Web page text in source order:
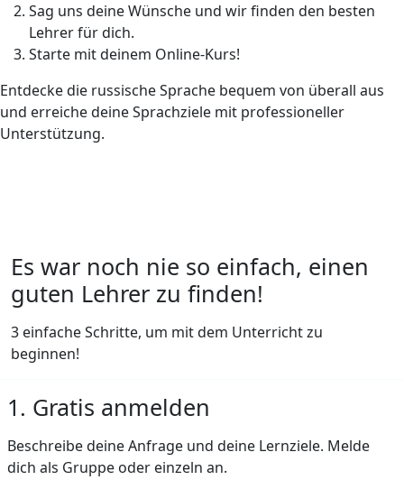
Sag uns deine Wünsche und wir finden den besten
Lehrer für dich.
Starte mit deinem Online-Kurs!
Entdecke die russische Sprache bequem von überall aus
und erreiche deine Sprachziele mit professioneller
Unterstützung.
Es war noch nie so einfach, einen
guten Lehrer zu finden!
3 einfache Schritte, um mit dem Unterricht zu
beginnen!
1. Gratis anmelden
Beschreibe deine Anfrage und deine Lernziele. Melde
dich als Gruppe oder einzeln an.